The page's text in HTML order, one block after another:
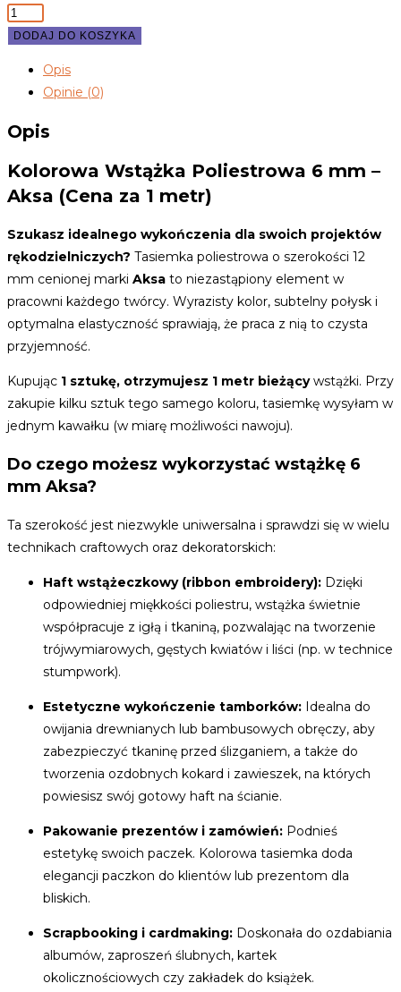
ilość
Wstążka
czerwony
AKSA
DODAJ DO KOSZYKA
Opis
Opinie (0)
Opis
Kolorowa Wstążka Poliestrowa 6 mm –
Aksa (Cena za 1 metr)
Szukasz idealnego wykończenia dla swoich projektów
rękodzielniczych? Tasiemka poliestrowa o szerokości 12
mm cenionej marki Aksa to niezastąpiony element w
pracowni każdego twórcy. Wyrazisty kolor, subtelny połysk i
optymalna elastyczność sprawiają, że praca z nią to czysta
przyjemność.
Kupując 1 sztukę, otrzymujesz 1 metr bieżącywstążki. Przy
zakupie kilku sztuk tego samego koloru, tasiemkę wysyłam w
jednym kawałku (w miarę możliwości nawoju).
Do czego możesz wykorzystać wstążkę 6
mm Aksa?
Ta szerokość jest niezwykle uniwersalna i sprawdzi się w wielu
technikach craftowych oraz dekoratorskich:
Haft wstążeczkowy (ribbon embroidery): Dzięki
odpowiedniej miękkości poliestru, wstążka świetnie
współpracuje z igłą i tkaniną, pozwalając na tworzenie
trójwymiarowych, gęstych kwiatów i liści (np. w technice
stumpwork).
Estetyczne wykończenie tamborków: Idealna do
owijania drewnianych lub bambusowych obręczy, aby
zabezpieczyć tkaninę przed ślizganiem, a także do
tworzenia ozdobnych kokard i zawieszek, na których
powiesisz swój gotowy haft na ścianie.
Pakowanie prezentów i zamówień: Podnieś
estetykę swoich paczek. Kolorowa tasiemka doda
elegancji paczkon do klientów lub prezentom dla
bliskich.
Scrapbooking i cardmaking: Doskonała do ozdabiania
albumów, zaproszeń ślubnych, kartek
okolicznościowych czy zakładek do książek.